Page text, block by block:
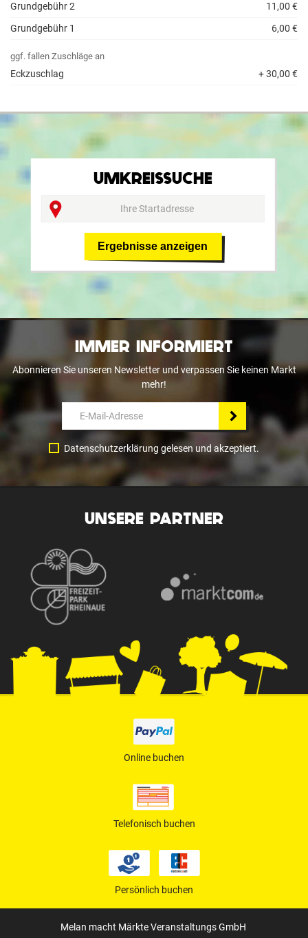
Grundgebühr 2
11,00 €
Grundgebühr 1
6,00 €
ggf. fallen Zuschläge an
Eckzuschlag + 30,00 €
UMKREISSUCHE
Ergebnisse anzeigen
IMMER INFORMIERT
Abonnieren Sie unseren Newsletter und verpassen Sie keinen Markt
mehr!
Datenschutzerklärung gelesen und akzeptiert.
UNSERE PARTNER
Online buchen
Telefonisch buchen
Persönlich buchen
Melan macht Märkte Veranstaltungs GmbH